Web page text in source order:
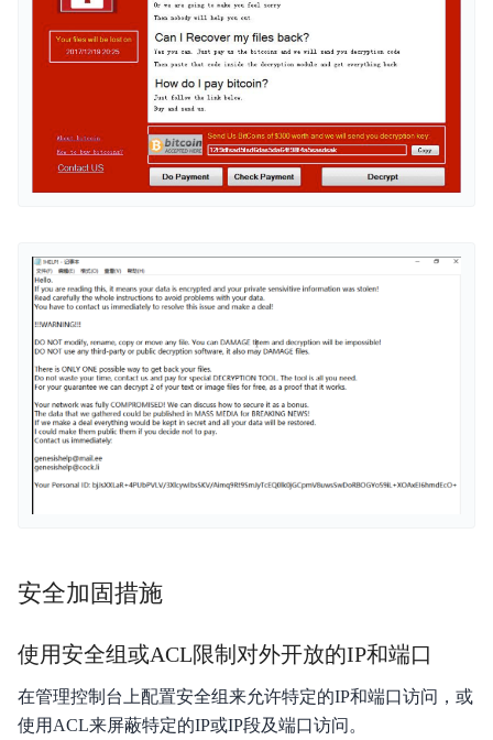
安全加固措施
使用安全组或ACL限制对外开放的IP和端口
在管理控制台上配置安全组来允许特定的IP和端口访问，或
使用ACL来屏蔽特定的IP或IP段及端口访问。